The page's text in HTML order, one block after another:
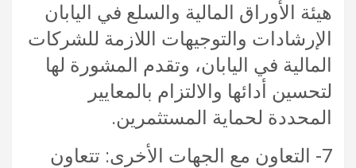
هيئة الأوراق المالية والسلع في اليابان
الإرشادات والتوجيهات اللازمة للشركات
المالية في اليابان، وتقدم المشورة لها
لتحسين أدائها والالتزام بالمعايير
المحددة لحماية المستثمرين.
7- التعاون مع الجهات الأخرى: تتعاون